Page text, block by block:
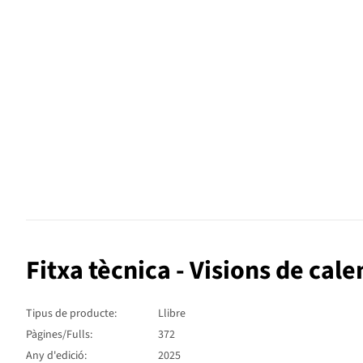
Fitxa tècnica - Visions de
Tipus de producte:
Llibre
Pàgines/Fulls:
372
Any d'edició:
2025